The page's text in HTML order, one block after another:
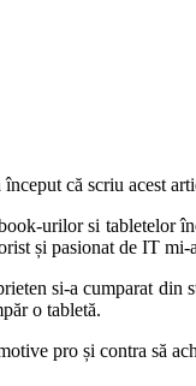
început că scriu acest
urilor si tabletelor
și pasionat de IT
si-a cumparat
o tabletă.
pro și contra să